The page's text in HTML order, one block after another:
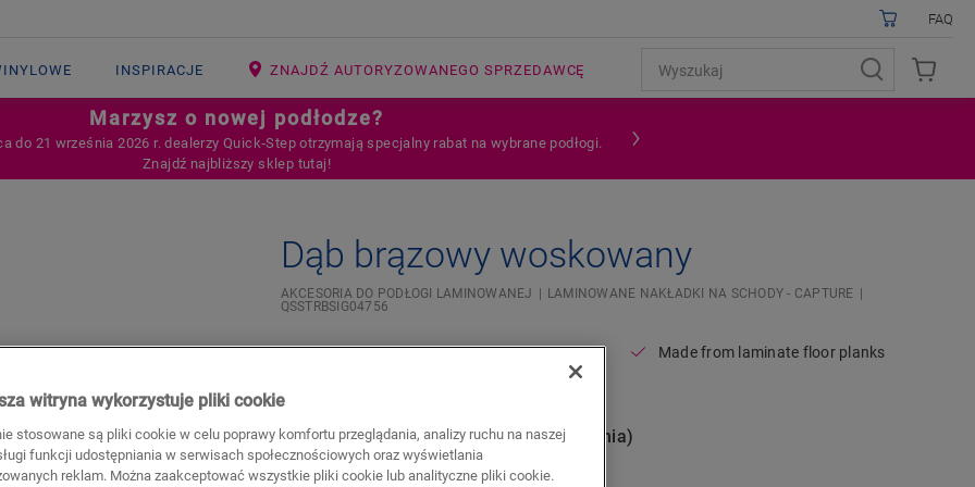
INSPIRACJE ZNAJDŹ AUTORYZOWANEGO SPRZEDAWCĘ
FAQ
Marzysz o nowej podłodze?
do 21 września 2026 r. dealerzy Quick‑Step otrzymają specjalny rabat na wybrane podłogi.
Znajdź najbliższy sklep tutaj!
Dąb brązowy woskowany
AKCESORIA DO PODŁOGI LAMINOWANEJ
LAMINOWANE NAKŁADKI NA SCHODY - CAPTURE
QSSTRBSIG04756
Beautiful finish
Made from laminate floor planks
599,95PLN/Opakowanie (opakowania)
Sugerowana cena brutto
witryna wykorzystuje pliki cookie
stosowane są pliki cookie w celu poprawy komfortu przeglądania, analizy ruchu na naszej
funkcji udostępniania w serwisach społecznościowych oraz wyświetlania
reklam. Można zaakceptować wszystkie pliki cookie lub analityczne pliki cookie.